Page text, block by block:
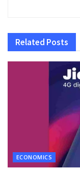
Related Posts
ECONOMICS